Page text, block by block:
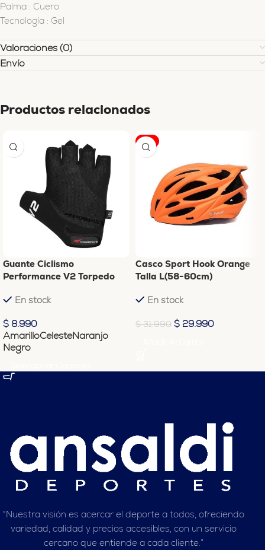
Palma : Cuero
Tecnología : Gel
Valoraciones (0)
Envío
Productos relacionados
Guante Ciclismo
Performance V2 Torpedo
En stock
$ 8.990
AmarilloCelesteNaranjo
Negro
-6%
Casco Sport Hook Orange
Talla L(58-60cm)
En stock
$31.990 $ 29.990
“Nuestra visión es acercar el deporte a todos, ofreciendo
variedad, calidad y precios accesibles, con un servicio
cercano que entiende a cada cliente.”